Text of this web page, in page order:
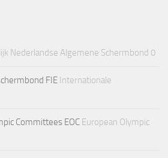
Nederlandse Algemene Schermbond 0
FIE Internationale
EOC European Olympic